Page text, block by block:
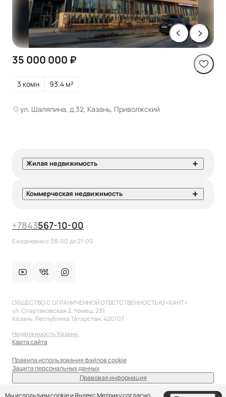
35 000 000 ₽
3 комн 93.4 м²
ул. Шаляпина, д.32, Казань, Приволжский
Жилая недвижимость
Коммерческая недвижимость
+7843567-10-00
Ежедневно с 08:00 до 21:00
ОБЩЕСТВО С ОГРАНИЧЕННОЙ ОТВЕТСТВЕННОСТЬЮ «КАНТ»
ул. Спартаковская 2, помещ. 231
Казань, Республика Татарстан, 420107
Недвижимость Казани.
Карта сайта
Правила использования файлов cookie
Защита персональных данных
Правовая информация
Мы используем cookie и Яндекс Метрику согласно